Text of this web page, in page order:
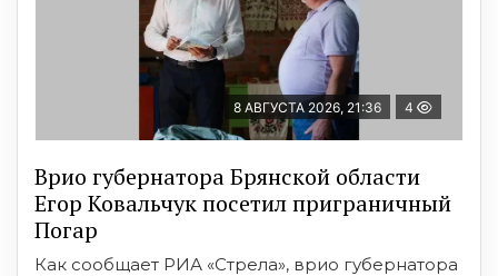
8 АВГУСТА 2026, 21:36 4
Врио губернатора Брянской области
Егор Ковальчук посетил приграничный
Погар
Как сообщает РИА «Стрела», врио губернатора